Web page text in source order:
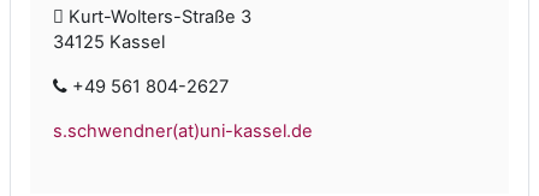
Kurt-Wolters-Straße 3
34125 Kassel
+49 561 804-2627
s.schwendner(at)uni-kassel.de